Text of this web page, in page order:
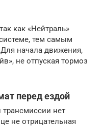
как «Нейтраль»
тем самым
Для начала движения,
не отпуская тормоз
перед ездой
нет
не отрицательная